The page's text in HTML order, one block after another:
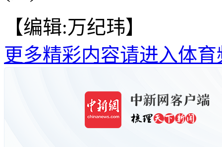
【编辑:万纪玮】
更多精彩内容请进入体育